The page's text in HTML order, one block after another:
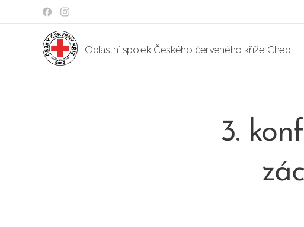
Oblastní spolek Českého červeného kříže Cheb
3.